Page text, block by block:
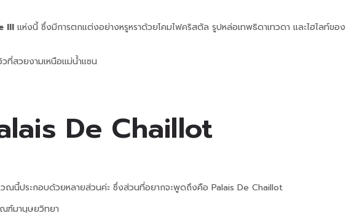
III แห่งนี้ ซึ่งมีการตกแต่งอย่างหรูหราด้วยโคมไฟคริสตัล รูปหล่อเทพธิดาเทวดา และไฮไลท์ของ
ที่สวยงามเหนือแม่น้ำแซน
De Chaillot
ณนี้ประกอบด้วยหลายส่วนค่ะ ซึ่งส่วนที่อยากจะพูดถึงคือ Palais De Chaillot
ฑ์มานุษยวิทยา